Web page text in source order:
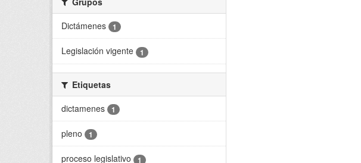
Dictámenes
1
Legislación vigente 1
Etiquetas
dictamenes
1
pleno 1
proceso legislativo 1